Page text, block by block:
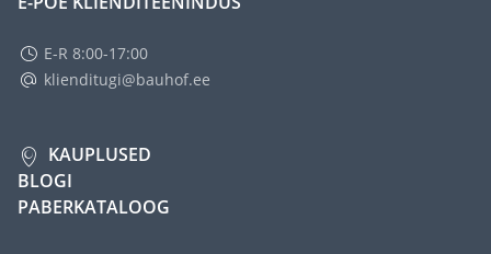
E-R 8:00-17:00
klienditugi@bauhof.ee
KAUPLUSED
BLOGI
PABERKATALOOG